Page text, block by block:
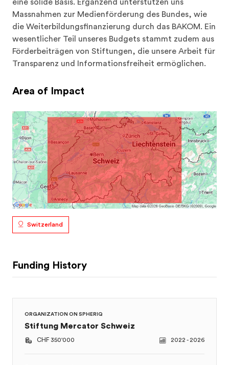
eine solide Basis. Ergänzend unterstützen uns
Massnahmen zur Medienförderung des Bundes, wie
die Weiterbildungsfinanzierung durch das BAKOM. Ein
wesentlicher Teil unseres Budgets stammt zudem aus
Förderbeiträgen von Stiftungen, die unsere Arbeit für
Transparenz und Informationsfreiheit ermöglichen.
Area of Impact
Switzerland
Funding History
ORGANIZATION ON SPHERIQ
Stiftung Mercator Schweiz
CHF 350'000 2022 - 2026